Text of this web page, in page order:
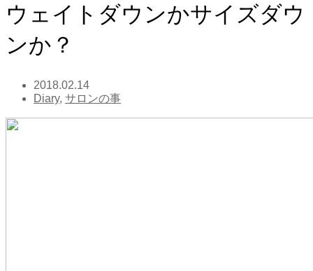
ウェイトダウンかサイズダウ
ンか？
2018.02.14
Diary, サロンの事